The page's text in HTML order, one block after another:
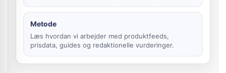
Metode
Læs hvordan vi arbejder med produktfeeds,
prisdata, guides og redaktionelle vurderinger.